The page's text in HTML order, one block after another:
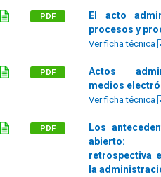
PDF
El acto
procesos y
Ver ficha técnica
PDF
Actos
medios
Ver ficha técnica
PDF
Los
abierto:
retrospectiva
la